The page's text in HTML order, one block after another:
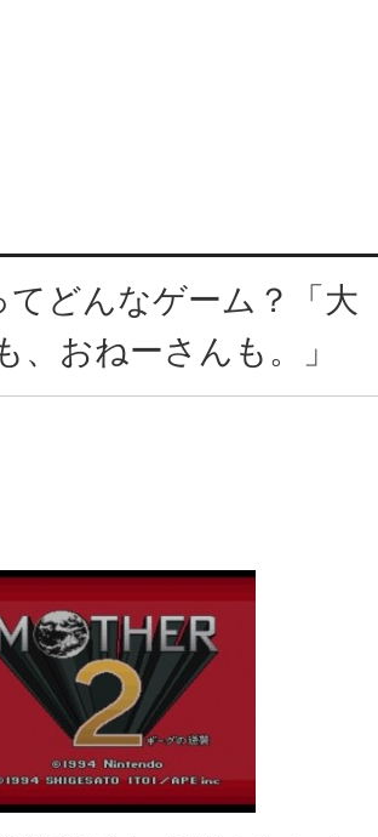
てどんなゲーム？「大
、おねーさんも。」